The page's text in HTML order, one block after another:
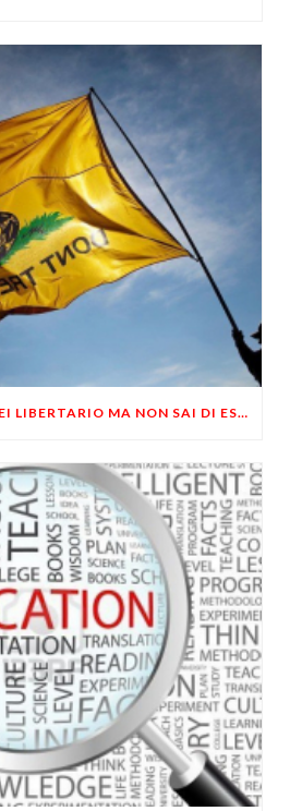
PERCHÈ ANCHE TU SEI LIBERTARIO MA NON SAI DI ESSERLO